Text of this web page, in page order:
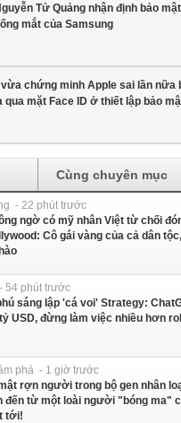
Tử Quảng nhận định bảo
mắt của Samsung
chứng minh Apple sai lần nữa
qua mặt Face ID ở thiết lập bảo
Cùng chuyên mục
- 22 phút trước
ngờ có mỹ nhân Việt từ chối
Cô gái vàng của cả dân
54 phút trước
sáng lập 'cá voi' Strategy:
USD, đừng làm việc nhiều hơn
phá - 1 giờ trước
rợn người trong bộ gen nhân
đến từ một loài người "bóng ma"
tới!